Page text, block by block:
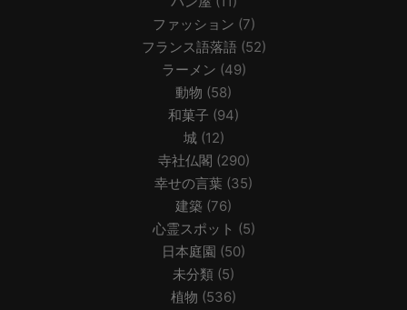
ファッション (7)
フランス語落語 (52)
ラーメン (49)
動物 (58)
和菓子 (94)
城(12)
寺社仏閣 (290)
幸せの言葉 (35)
建築 (76)
心霊スポット (5)
日本庭園 (50)
未分類 (5)
植物 (536)